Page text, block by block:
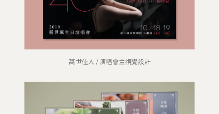
萬世佳人 / 演唱會主視覺設計